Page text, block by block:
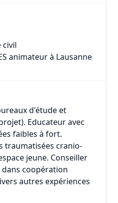
civil
animateur à Lausanne
d'étude et
Educateur avec
faibles à fort.
traumatisées cranio-
jeune. Conseiller
coopération
autres expériences